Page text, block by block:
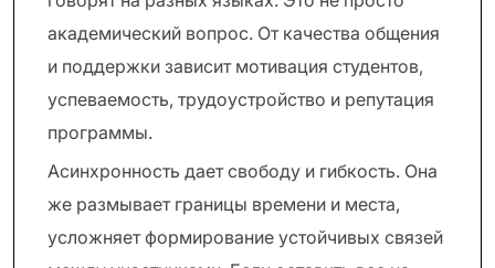
академический вопрос. От качества общения
и поддержки зависит мотивация студентов,
успеваемость, трудоустройство и репутация
программы.
Асинхронность дает свободу и гибкость. Она
же размывает границы времени и места,
усложняет формирование устойчивых связей